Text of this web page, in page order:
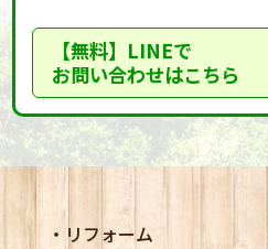
【無料】LINEで
お問い合わせはこちら
リフォーム